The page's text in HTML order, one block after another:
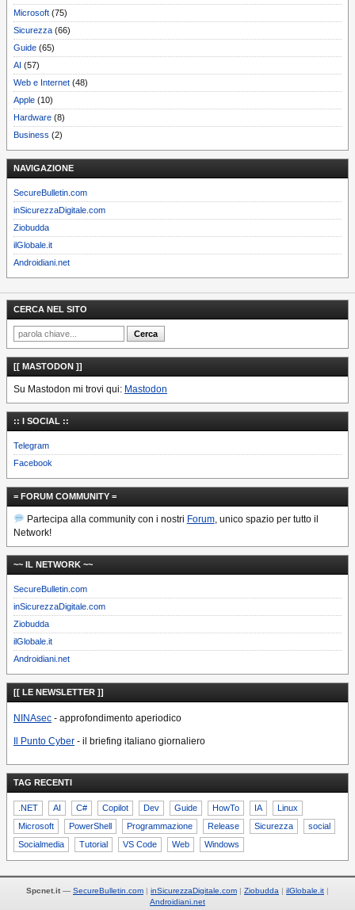
Microsoft (75)
Sicurezza (66)
Guide (65)
AI (57)
Web e Internet (48)
Apple (10)
Hardware (8)
Business (2)
NAVIGAZIONE
SecureBulletin.com
inSicurezzaDigitale.com
Ziobudda
ilGlobale.it
Androidiani.net
CERCA NEL SITO
[[ MASTODON ]]
Su Mastodon mi trovi qui: Mastodon
:: I SOCIAL ::
Telegram
Facebook
= FORUM COMMUNITY =
Partecipa alla community con i nostri Forum, unico spazio per tutto il
Network!
~~ IL NETWORK ~~
SecureBulletin.com
inSicurezzaDigitale.com
Ziobudda
ilGlobale.it
Androidiani.net
[[ LE NEWSLETTER ]]
NINAsec - approfondimento aperiodico
Il Punto Cyber - il briefing italiano giornaliero
TAG RECENTI
.NET AI C# Copilot Dev Guide HowTo IA
Linux
Microsoft
PowerShell Programmazione Release Sicurezza
social
Socialmedia
Tutorial VS Code Web Windows
Spcnet.it — SecureBulletin.com inSicurezzaDigitale.com Ziobudda
ilGlobale.it
Androidiani.net